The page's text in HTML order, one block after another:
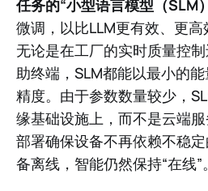
任务的“小型语言模型（SLM
微调，以比LLM更有效、更高
无论是在工厂的实时质量控
助终端，SLM都能以最小的
精度。由于参数数量较少，
缘基础设施上，而不是云端
部署确保设备不再依赖不稳
备离线，智能仍然保持“在线”。